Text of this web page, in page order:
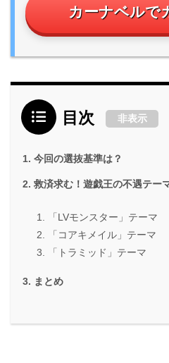
カーナベルで
目次 非表示
今回の選抜基準は？
救済求む！遊戯王の不遇テー
「LVモンスター」テーマ
「コアキメイル」テーマ
「トラミッド」テーマ
まとめ